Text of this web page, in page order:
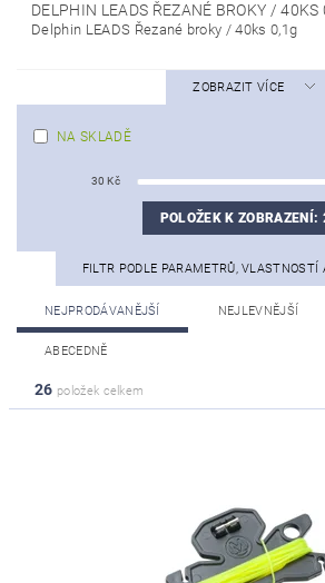
DELPHIN LEADS ŘEZANÉ BROKY / 40KS
Delphin LEADS Řezané broky / 40ks 0,1g
ZOBRAZIT VÍCE
NA SKLADĚ
30 Kč
POLOŽEK K ZOBRAZENÍ:
FILTR PODLE PARAMETRŮ, VLASTNOSTÍ
NEJPRODÁVANĚJŠÍ NEJLEVNĚJŠÍ
ABECEDNĚ
26 položek celkem